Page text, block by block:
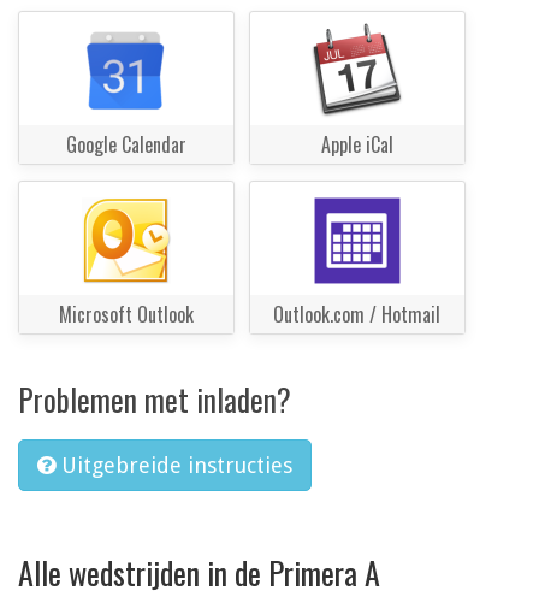
Google Calendar Apple iCal
Microsoft Outlook Outlook.com / Hotmail
Problemen met inladen?
Uitgebreide instructies
Alle wedstrijden in de Primera A